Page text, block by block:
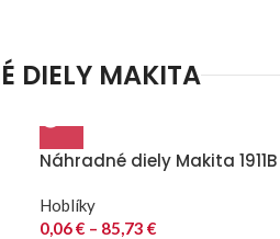
DIELY MAKITA
Náhradné diely Makita 1911B
Hoblíky
0,06€ – 85,73 €